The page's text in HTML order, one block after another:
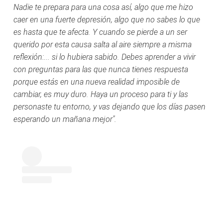
Nadie te prepara para una cosa así, algo que me hizo
caer en una fuerte depresión, algo que no sabes lo que
es hasta que te afecta. Y cuando se pierde a un ser
querido por esta causa salta al aire siempre a misma
reflexión:... si lo hubiera sabido. Debes aprender a vivir
con preguntas para las que nunca tienes respuesta
porque estás en una nueva realidad imposible de
cambiar, es muy duro. Haya un proceso para ti y las
personaste tu entorno, y vas dejando que los días pasen
esperando un mañana mejor".